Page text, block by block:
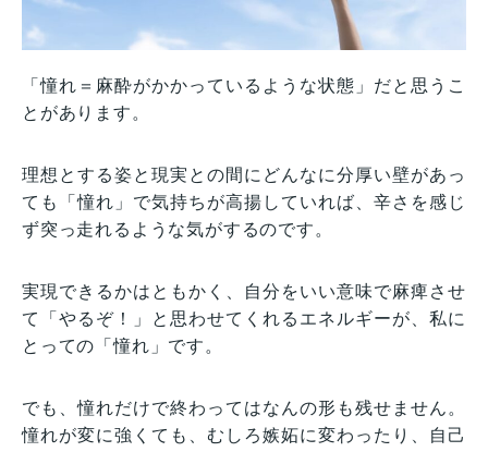
「憧れ＝麻酔がかかっているような状態」だと思うこ
とがあります。
理想とする姿と現実との間にどんなに分厚い壁があっ
ても「憧れ」で気持ちが高揚していれば、辛さを感じ
ず突っ走れるような気がするのです。
実現できるかはともかく、自分をいい意味で麻痺させ
て「やるぞ！」と思わせてくれるエネルギーが、私に
とっての「憧れ」です。
でも、憧れだけで終わってはなんの形も残せません。
憧れが変に強くても、むしろ嫉妬に変わったり、自己